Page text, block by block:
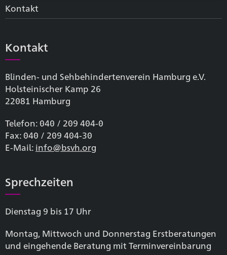
Kontakt
Kontakt
Blinden- und Sehbehinderten­verein Hamburg e.V.
Holsteinischer Kamp 26
22081 Hamburg
Telefon: 040 / 209 404-0
Fax: 040 / 209 404-30
E-Mail: info@bsvh.org
Sprechzeiten
Dienstag 9 bis 17 Uhr
Montag, Mittwoch und Donnerstag Erstberatungen
und eingehende Beratung mit Terminvereinbarung